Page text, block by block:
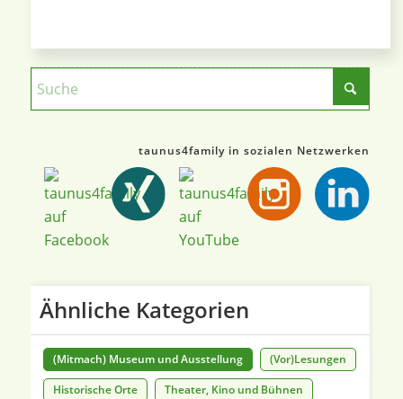
taunus4family in sozialen Netzwerken
Ähnliche Kategorien
(Mitmach) Museum und Ausstellung
(Vor)Lesungen
Historische Orte
Theater, Kino und Bühnen